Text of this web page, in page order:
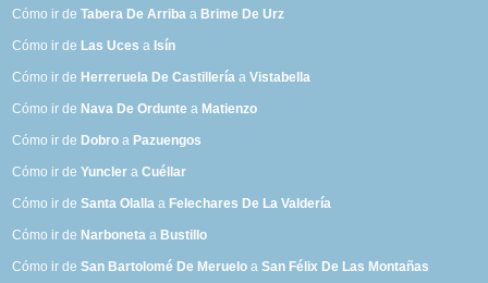
Cómo ir deTabera De Arriba a Brime De Urz
Cómo ir de Las Uces a Isín
Cómo ir de Herreruela De Castillería aVistabella
Cómo ir de Nava De Ordunte a Matienzo
Cómo ir de Dobro a Pazuengos
Cómo ir deYuncler aCuéllar
Cómo ir deSanta Olalla a Felechares De La Valdería
Cómo ir de Narboneta a Bustillo
Cómo ir deSan Bartolomé De Meruelo aSan Félix De Las Montañas